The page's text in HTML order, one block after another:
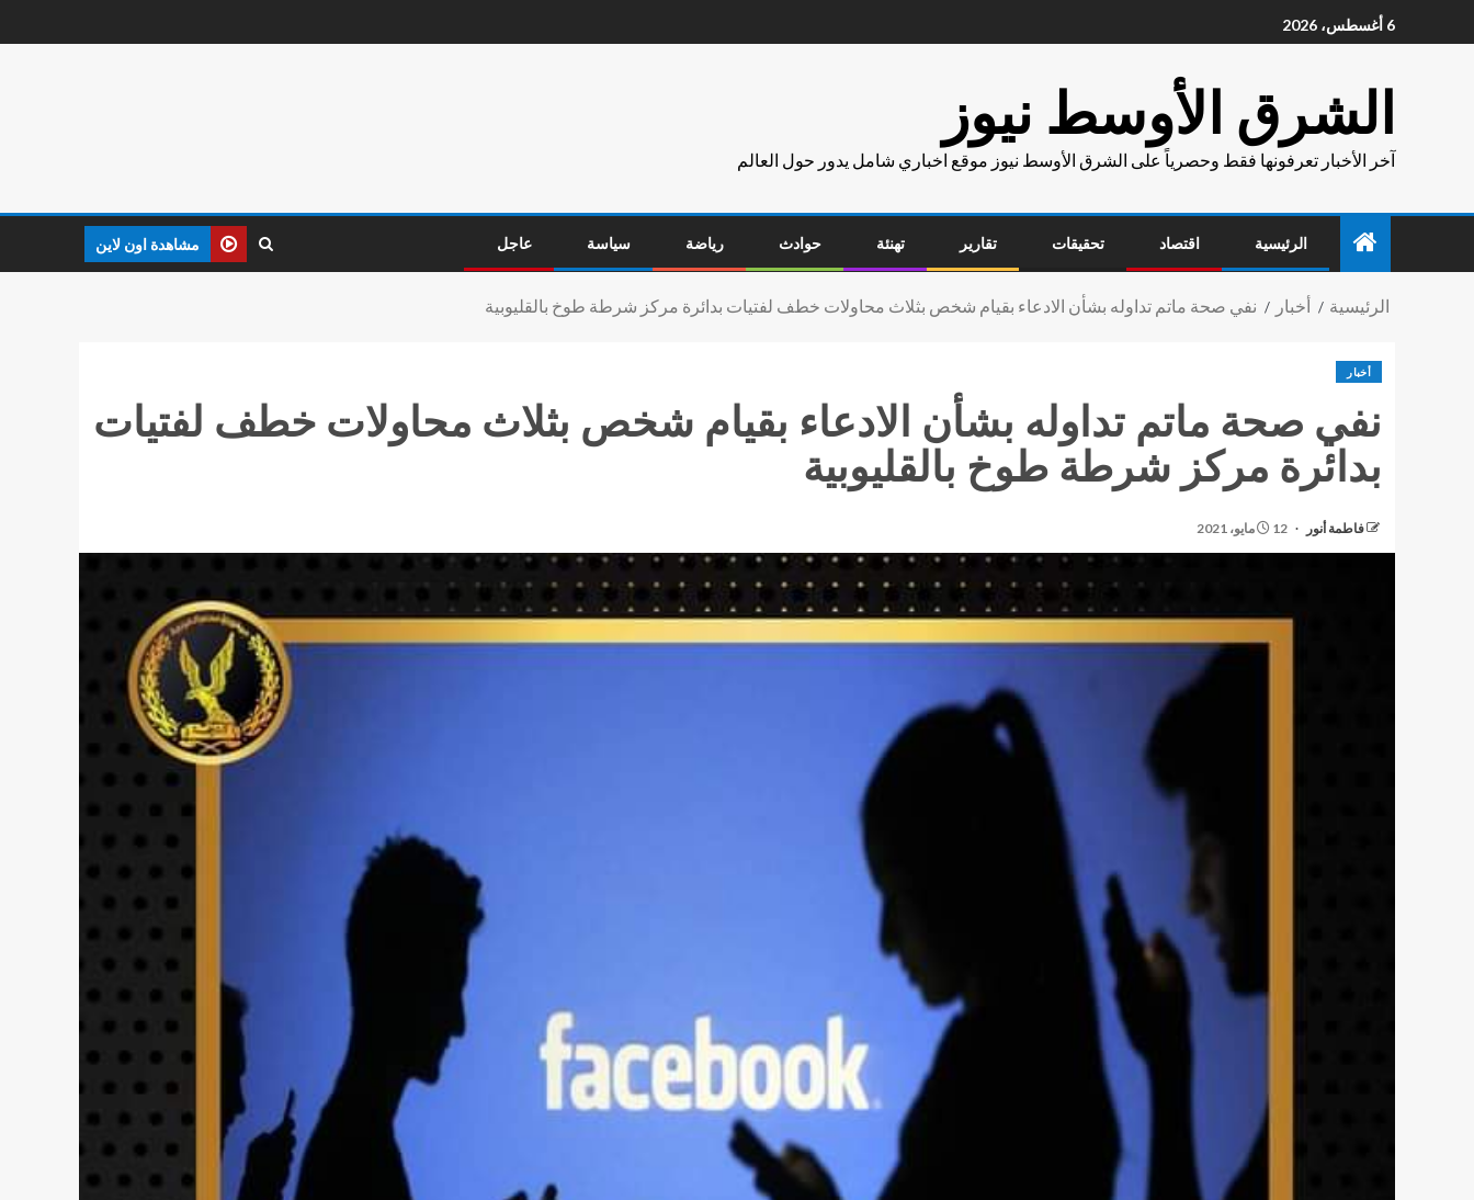
6 أغسطس، 2026
الشرق الأوسط نيوز
آخر الأخبار تعرفونها فقط وحصرياً على الشرق الأوسط نيوز موقع اخباري شامل يدور حول العالم
الرئيسية اقتصاد تحقيقات تقارير تهنئة حوادث رياضة سياسة عاجل مشاهدة اون لاين
الرئيسية أخبار نفي صحة ماتم تداوله بشأن الادعاء بقيام شخص بثلاث محاولات خطف لفتيات بدائرة مركز شرطة طوخ بالقليوبية
أخبار
نفي صحة ماتم تداوله بشأن الادعاء بقيام شخص بثلاث محاولات خطف لفتيات
بدائرة مركز شرطة طوخ بالقليوبية
فاطمة أنور 12 مايو، 2021